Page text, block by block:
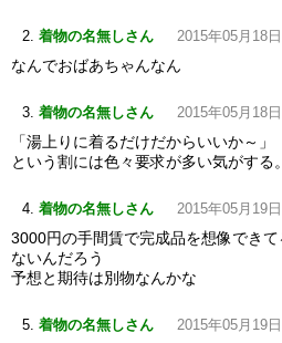
着物の名無しさん 2015年05月18日
なんでおばあちゃんなん
着物の名無しさん 2015年05月18日
「湯上りに着るだけだからいいか～」
という割には色々要求が多い気がする。
着物の名無しさん 2015年05月19日
3000円の手間賃で完成品を想像でき
ないんだろう
予想と期待は別物なんかな
着物の名無しさん 2015年05月19日